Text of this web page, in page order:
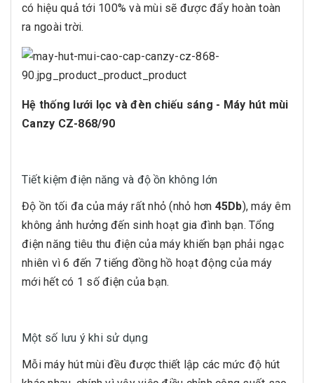
có hiệu quả tới 100% và mùi sẽ được đẩy hoàn toàn
ra ngoài trời.
Hệ thống lưới lọc và đèn chiếu sáng - Máy hút mùi
Canzy CZ-868/90
Tiết kiệm điện năng và độ ồn không lớn
Độ ồn tối đa của máy rất nhỏ (nhỏ hơn 45Db), máy êm
không ảnh hưởng đến sinh hoạt gia đình bạn. Tổng
điện năng tiêu thu điện của máy khiến bạn phải ngạc
nhiên vì 6 đến 7 tiếng đồng hồ hoạt động của máy
mới hết có 1 số điện của bạn.
Một số lưu ý khi sử dụng
Mỗi máy hút mùi đều được thiết lập các mức độ hút